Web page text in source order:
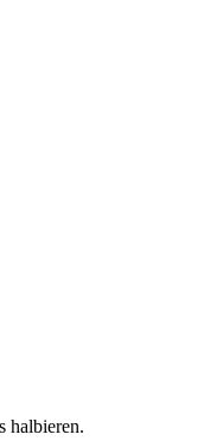
halbieren.